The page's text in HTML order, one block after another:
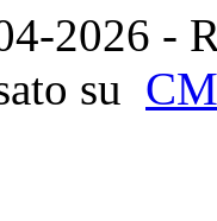
2026 -
su